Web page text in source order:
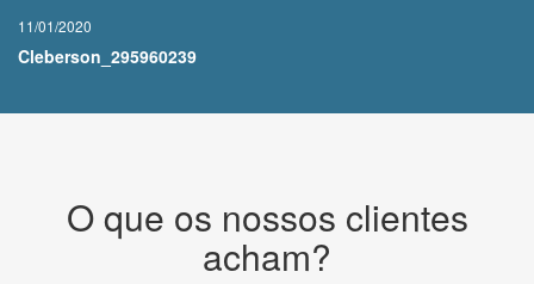
11/01/2020
Cleberson_295960239
O que os nossos clientes
acham?